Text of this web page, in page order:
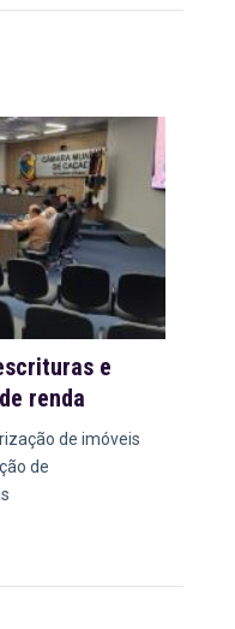
e
renda
de imóveis
de